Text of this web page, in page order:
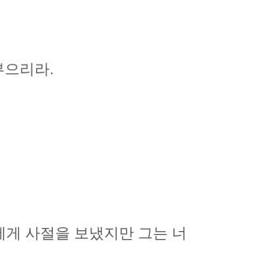
으리라.
게 사절을 보냈지만 그는 너